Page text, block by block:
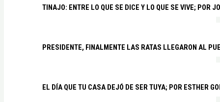
TINAJO: ENTRE LO QUE SE DICE Y LO QUE SE VIVE; POR
PRESIDENTE, FINALMENTE LAS RATAS LLEGARON AL
EL DÍA QUE TU CASA DEJÓ DE SER TUYA; POR ESTHER